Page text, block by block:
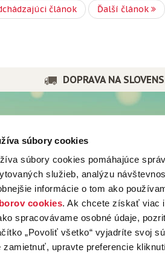
súbory cookies
súbory cookies pomáhajúce
služieb, analýzu
informácie o tom ako
cookies. Ak chcete získať viac
spracovávame osobné údaje,
„Povoliť všetko“ vyjadríte svoj
zamietnuť, upravte preferencie
článok Ďalší článok
DOPRAVA NA
História spoločnosti
Firma dnes
Podniková predajňa
Svet kávy
Svet čaju
Blog
Kontakty